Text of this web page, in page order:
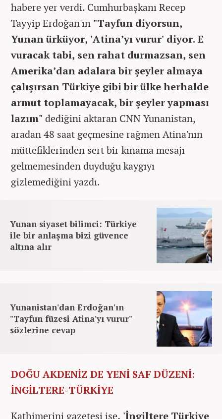
habere yer verdi. Cumhurbaşkanı Recep
Tayyip Erdoğan'ın "Tayfun diyorsun,
Yunan ürküyor, 'Atina’yı vurur' diyor. E
vuracak tabi, sen rahat durmazsan, sen
Amerika’dan adalara bir şeyler almaya
çalışırsan Türkiye gibi bir ülke herhalde
armut toplamayacak, bir şeyler yapması
lazım" dediğini aktaran CNN Yunanistan,
aradan 48 saat geçmesine rağmen Atina'nın
müttefiklerinden sert bir kınama mesajı
gelmemesinden duyduğu kaygıyı
gizlemediğini yazdı.
Yunan siyaset bilimci: Türkiye
ile bir anlaşma bizi güvence
altına alır
Yunanistan'dan Erdoğan'ın
"Tayfun füzesi Atina'yı vurur"
sözlerine cevap
DOĞU AKDENİZ DE YENİ SAF DÜZENİ:
İNGİLTERE-TÜRKİYE
Kathimerini gazetesi ise, 'İngiltere Türkiye